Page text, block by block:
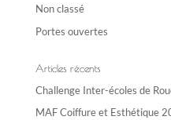
v
e
Non classé
Portes ouvertes
Articles récents
Challenge Inter-écoles de
MAF Coiffure et Esthétique